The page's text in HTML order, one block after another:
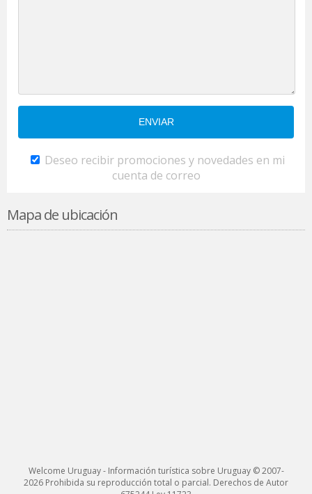
Deseo recibir promociones y novedades en mi
cuenta de correo
Mapa de ubicación
Welcome Uruguay - Información turística sobre Uruguay © 2007-
2026 Prohibida su reproducción total o parcial. Derechos de Autor